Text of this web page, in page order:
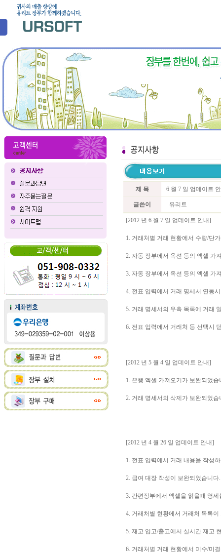
제 목 6 월 7 일 업데이트
글쓴이 유리트
[2012 년 6 월 7 일 업데이트 안내]
1. 거래처별 거래 현황에서 수량/단
2. 자동 장부에서 옥션 등의 엑셀 가
3. 자동 장부에서 옥션 등의 엑셀 가
4. 전표 입력에서 거래 명세서 연동
5. 거래 명세서의 우측 목록에 거래
6. 전표 입력에서 거래처 등 선택시
[2012 년 5 월 4 일 업데이트 안내]
1. 은행 엑셀 가져오기가 보완되었습
2. 거래 명세서의 삭제가 보완되었습
[2012 년 4 월 26 일 업데이트 안내]
1. 전표 입력에서 거래 내용을 작성
2. 급여 대장 작성이 보완되었습니다.
3. 간편장부에서 엑셀을 읽을때 영
4. 거래처별 현황에서 거래처 목록이
5. 재고 입고/출고에서 실시간 재고
6. 거래처별 거래 현황에서 미수/미